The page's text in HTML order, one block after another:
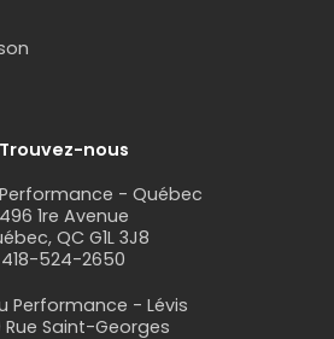
Trouvez-nous
- Québec
496 1re Avenue
QC G1L 3J8
418-524-2650
Performance - Lévis
Rue Saint-Georges